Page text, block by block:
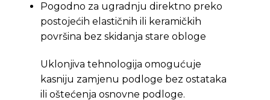
Pogodno za ugradnju direktno preko
postojećih elastičnih ili keramičkih
površina bez skidanja stare obloge
Uklonjiva tehnologija omogućuje
kasniju zamjenu podloge bez ostataka
ili oštećenja osnovne podloge.